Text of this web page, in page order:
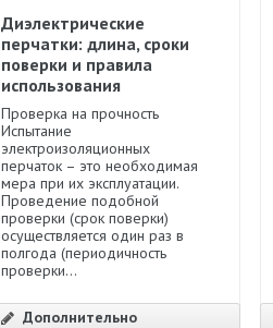
Диэлектрические
перчатки: длина, сроки
поверки и правила
использования
Проверка на прочность
Испытание
электроизоляционных
перчаток – это необходимая
мера при их эксплуатации.
Проведение подобной
проверки (срок поверки)
осуществляется один раз в
полгода (периодичность
проверки...
Дополнительно